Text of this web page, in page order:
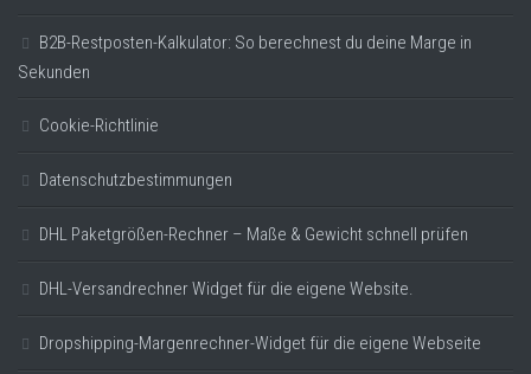
B2B-Restposten-Kalkulator: So berechnest du deine Marge in
Sekunden
Cookie-Richtlinie
Datenschutzbestimmungen
DHL Paketgrößen-Rechner – Maße & Gewicht schnell prüfen
DHL-Versandrechner Widget für die eigene Website.
Dropshipping-Margenrechner-Widget für die eigene Webseite